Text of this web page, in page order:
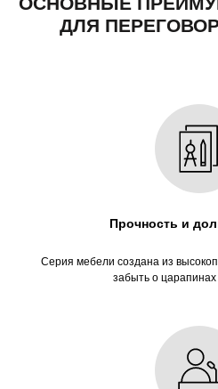
Прочность и
Серия мебели создана из
забыть о царапинах